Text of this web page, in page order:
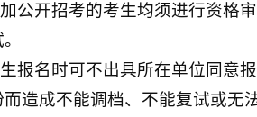
公开招考的考生均须进行资格
报名时可不出具所在单位同意
造成不能调档、不能复试或无